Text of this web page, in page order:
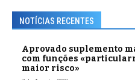
NOTÍCIAS RECENTES
Aprovado suplemento
com funções
maior risco»